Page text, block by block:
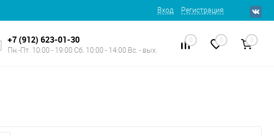
Вход Регистрация
+7 (912) 623-01-30
Пн.-Пт. 10:00 - 19:00 Сб. 10:00 - 14:00 Вс. - вых.
0 0 0